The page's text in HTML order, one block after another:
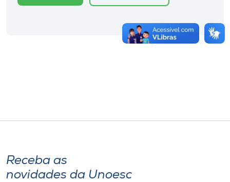
Receba as
novidades da Unoesc